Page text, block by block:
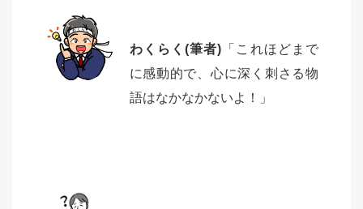
わくらく(筆者) 「これほどまで
に感動的で、心に深く刺さる物
語はなかなかないよ！」